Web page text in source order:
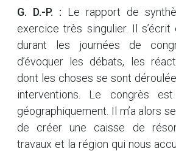
G. D.-P. : Le rapport de
exercice très singulier. Il s’écrit
durant les journées de
d’évoquer les débats, les
dont les choses se sont
interventions. Le congrès
géographiquement. Il m’a alors
de créer une caisse de
travaux et la région qui nous